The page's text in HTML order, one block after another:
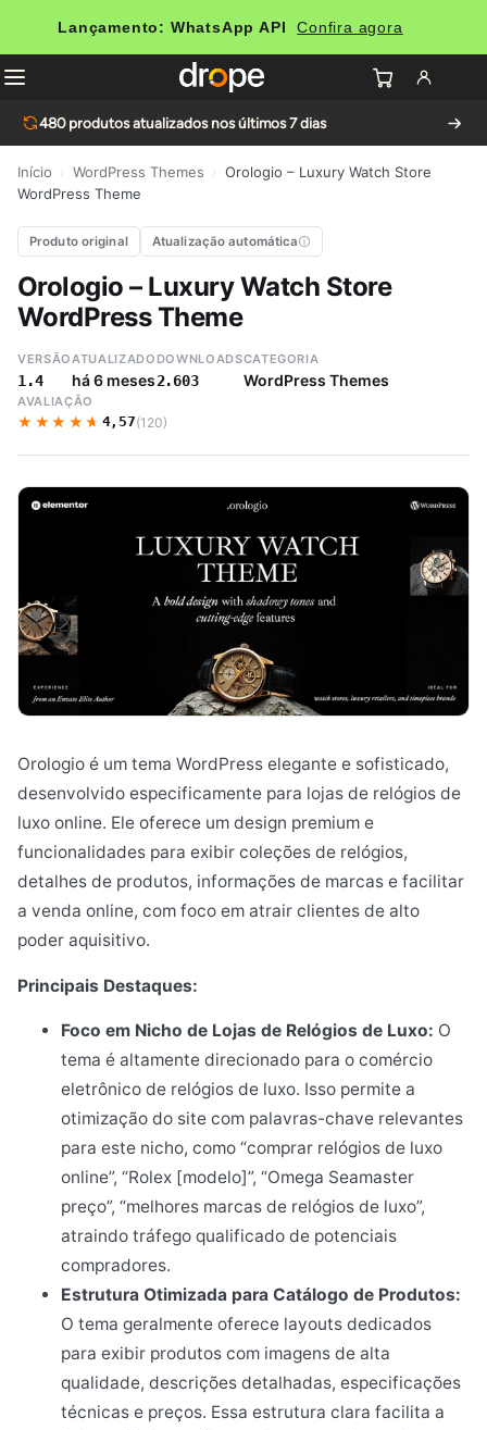
Lançamento: WhatsApp API Confira agora
480produtos atualizados nos últimos 7 dias
Início WordPress Themes
Orologio – Luxury Watch Store
WordPress Theme
Produto original Atualização automática
Orologio – Luxury Watch Store
WordPress Theme
VERSÃO
1.4
ATUALIZADO
há 6 meses
DOWNLOADS
2.603
CATEGORIA
WordPress Themes
AVALIAÇÃO
★★★★★
★★★★★ 4,57(120)
Orologio é um tema WordPress elegante e sofisticado,
desenvolvido especificamente para lojas de relógios de
luxo online. Ele oferece um design premium e
funcionalidades para exibir coleções de relógios,
detalhes de produtos, informações de marcas e facilitar
a venda online, com foco em atrair clientes de alto
poder aquisitivo.
Principais Destaques:
Foco em Nicho de Lojas de Relógios de Luxo: O
tema é altamente direcionado para o comércio
eletrônico de relógios de luxo. Isso permite a
otimização do site com palavras-chave relevantes
para este nicho, como “comprar relógios de luxo
online”, “Rolex [modelo]”, “Omega Seamaster
preço”, “melhores marcas de relógios de luxo”,
atraindo tráfego qualificado de potenciais
compradores.
Estrutura Otimizada para Catálogo de Produtos:
O tema geralmente oferece layouts dedicados
para exibir produtos com imagens de alta
qualidade, descrições detalhadas, especificações
técnicas e preços. Essa estrutura clara facilita a